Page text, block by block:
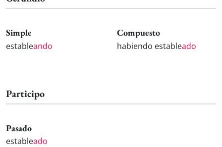
Simple
estableando
Compuesto
habiendo estableado
Participo
Pasado
estableado